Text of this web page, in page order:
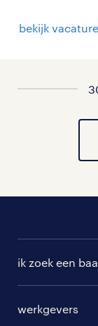
bekijk vacature
ik zoek een
werkgevers